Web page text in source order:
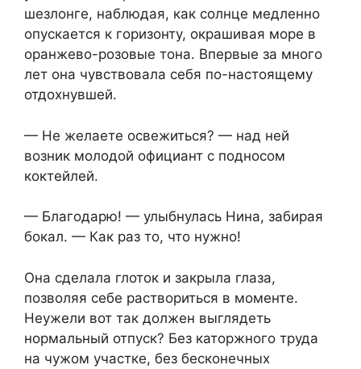
шезлонге, наблюдая, как солнце медленно
опускается к горизонту, окрашивая море в
оранжево-розовые тона. Впервые за много
лет она чувствовала себя по-настоящему
отдохнувшей.
— Не желаете освежиться? — над ней
возник молодой официант с подносом
коктейлей.
— Благодарю! — улыбнулась Нина, забирая
бокал. — Как раз то, что нужно!
Она сделала глоток и закрыла глаза,
позволяя себе раствориться в моменте.
Неужели вот так должен выглядеть
нормальный отпуск? Без каторжного труда
на чужом участке, без бесконечных